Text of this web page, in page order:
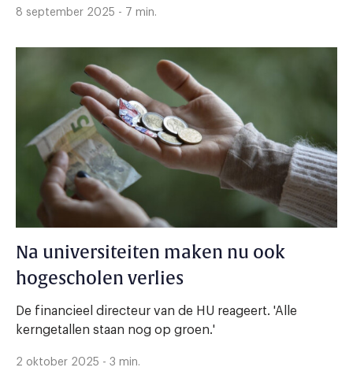
8 september 2025 - 7 min.
Na universiteiten maken nu ook
hogescholen verlies
De financieel directeur van de HU reageert. 'Alle
kerngetallen staan nog op groen.'
2 oktober 2025 - 3 min.